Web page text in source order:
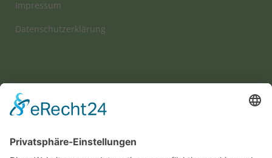
Impressum
Datenschutzerklärung
Wir benötigen Ihre Zustimmung, um den